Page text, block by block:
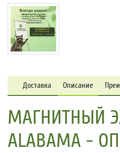
Доставка Описание
МАГНИТНЫЙ
ALABAMA -